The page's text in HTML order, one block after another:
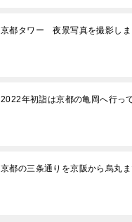
京都タワー 夜景写真を撮影しま
2022年初詣は京都の亀岡へ行っ
京都の三条通りを京阪から烏丸